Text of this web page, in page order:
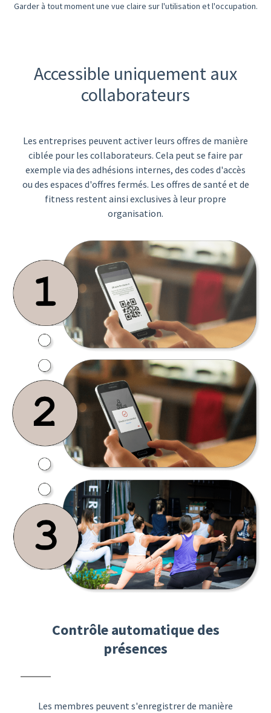
Garder à tout moment une vue claire sur l'utilisation et l'occupation.
Accessible uniquement aux
collaborateurs
Les entreprises peuvent activer leurs offres de manière
ciblée pour les collaborateurs. Cela peut se faire par
exemple via des adhésions internes, des codes d'accès
ou des espaces d'offres fermés. Les offres de santé et de
fitness restent ainsi exclusives à leur propre
organisation.
Contrôle automatique des
présences
Les membres peuvent s'enregistrer de manière